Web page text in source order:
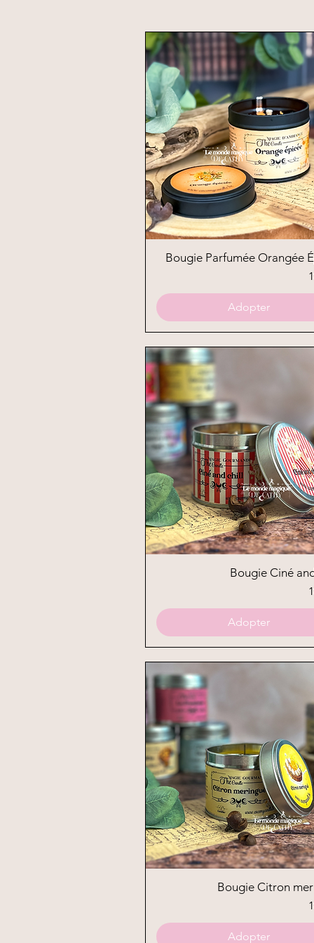
Aperçu rapide
Bougie Parfumée Orangée
Adopter
Aperçu rapide
Bougie Ciné
Adopter
Aperçu rapide
Bougie Citron
Adopter